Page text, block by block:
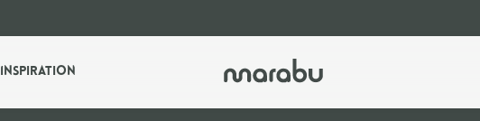
Inspiration